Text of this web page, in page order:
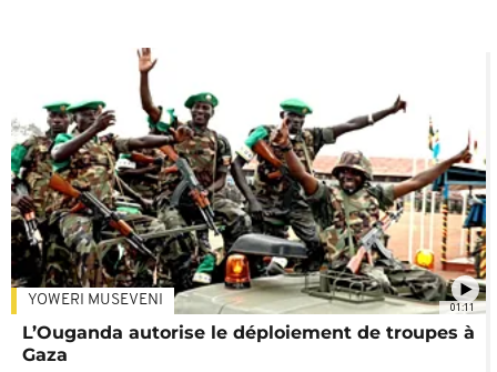
01:11
YOWERI MUSEVENI
L’Ouganda autorise le déploiement de troupes à
Gaza